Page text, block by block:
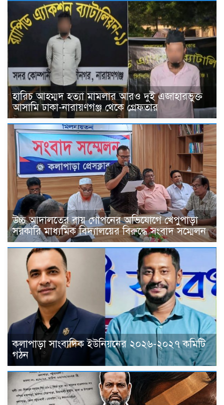
হারিচ আহম্মদ হত্যা মামলার আরও দুই এজাহারভুক্ত
আসামি ঢাকা-নারায়ণগঞ্জ থেকে গ্রেফতার
উচ্চ আদালতের রায় গোপনের অভিযোগে খেপুপাড়া
সরকারি মাধ্যমিক বিদ্যালয়ের বিরুদ্ধে সংবাদ সম্মেলন
কলাপাড়া সাংবাদিক ইউনিয়নের ২০২৬-২০২৭ কমিটি
গঠন